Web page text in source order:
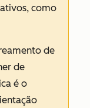
como
de
de
é o